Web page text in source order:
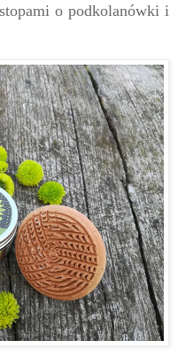
o podkolanówki i